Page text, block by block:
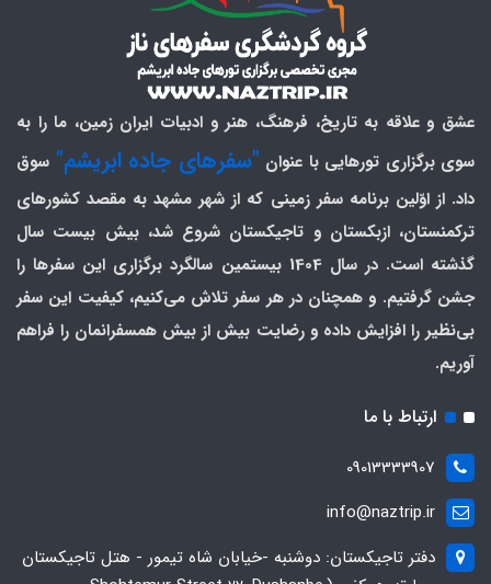
عشق و علاقه به تاریخ، فرهنگ، هنر و ادبیات ایران زمین، ما را به
سوی برگزاری تورهایی با عنوان "سفرهای جاده ابریشم" سوق
داد. از اوّلین برنامه سفر زمینی که از شهر مشهد به مقصد کشورهای
ترکمنستان، ازبکستان و تاجیکستان شروع شد، بیش بیست سال
گذشته است. در سال 1404 بیستمین سالگرد برگزاری این سفرها را
جشن گرفتیم. و همچنان در هر سفر تلاش می‌کنیم، کیفیت این سفر
بی‌نظیر را افزایش داده و رضایت بیش از بیش همسفرانمان را فراهم
آوریم.
ارتباط با ما
09013333907
info@naztrip.ir
دفتر تاجیکستان: دوشنبه -خیابان شاه تیمور - هتل تاجیکستان